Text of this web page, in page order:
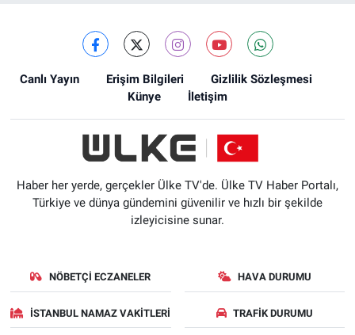
Canlı Yayın Erişim Bilgileri
Gizlilik Sözleşmesi
Künye
İletişim
Haber her yerde, gerçekler Ülke TV'de. Ülke TV Haber Portalı,
Türkiye ve dünya gündemini güvenilir ve hızlı bir şekilde
izleyicisine sunar.
NÖBETÇI ECZANELER HAVA DURUMU
İSTANBUL NAMAZ VAKITLERI TRAFIK DURUMU